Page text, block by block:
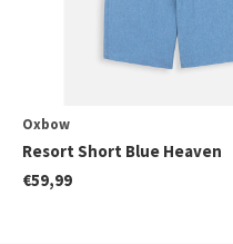
Oxbow
Resort Short Blue Heaven
€59,99